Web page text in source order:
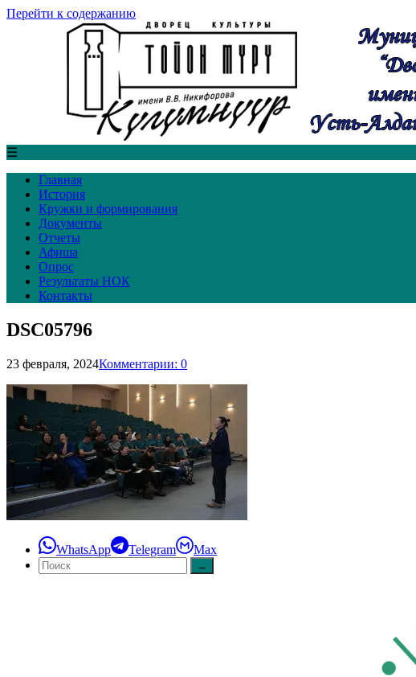
Перейти к содержанию
☰
Главная
История
Кружки и формирования
Документы
Отчеты
Афиша
Опрос
Результаты НОК
Контакты
DSC05796
23 февраля, 2024Комментарии: 0
WhatsApp Telegram Max